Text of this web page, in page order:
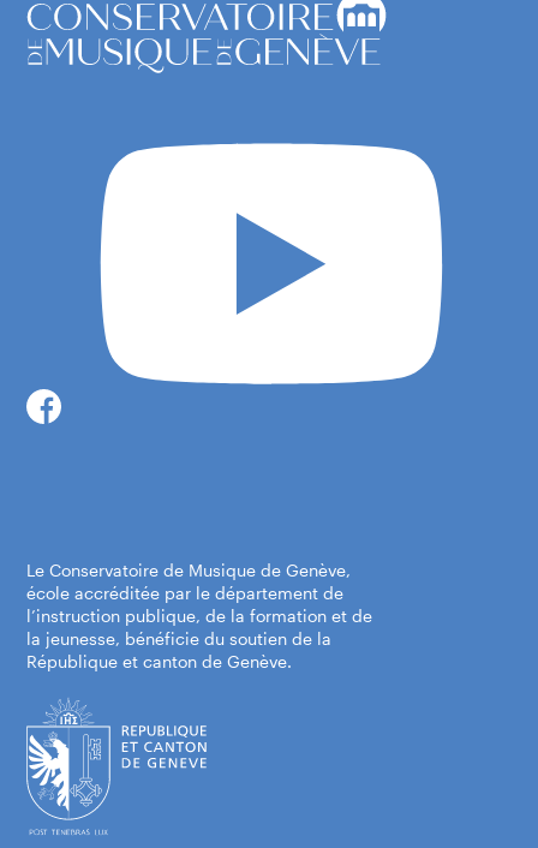
Le Conservatoire de Musique de Genève,
école accréditée par le département de
l’instruction publique, de la formation et de
la jeunesse, bénéficie du soutien de la
République et canton de Genève.